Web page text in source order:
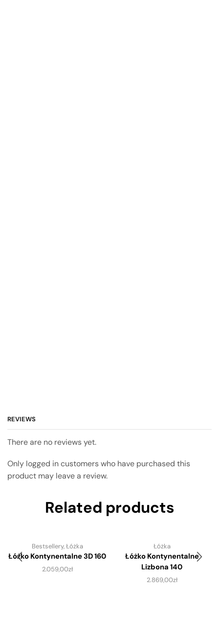
REVIEWS
There are no reviews yet.
Only logged in customers who have purchased this
product may leave a review.
Related products
Bestsellery,Łóżka
Łóżko Kontynentalne 3D 160
2.059,00zł
Łóżka
Łóżko Kontynentalne
Lizbona 140
2.869,00zł